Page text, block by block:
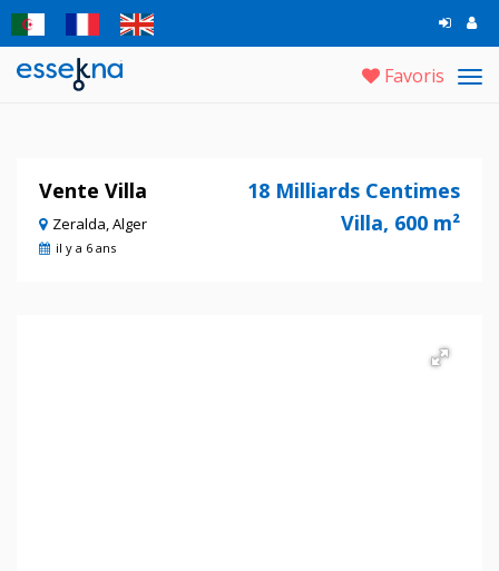
Favoris
Vente Villa
Zeralda, Alger
il y a 6 ans
18 Milliards Centimes
Villa, 600 m²